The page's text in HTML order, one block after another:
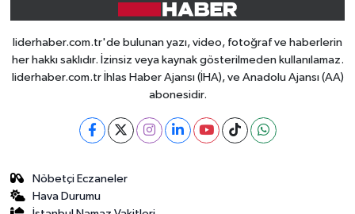
liderhaber.com.tr'de bulunan yazı, video, fotoğraf ve haberlerin
her hakkı saklıdır. İzinsiz veya kaynak gösterilmeden kullanılamaz.
liderhaber.com.tr İhlas Haber Ajansı (İHA), ve Anadolu Ajansı (AA)
abonesidir.
Nöbetçi Eczaneler
Hava Durumu